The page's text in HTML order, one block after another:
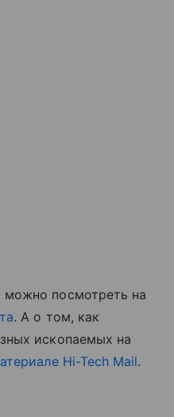
можно посмотреть на
. А о том, как
ископаемых на
Hi-Tech Mail.